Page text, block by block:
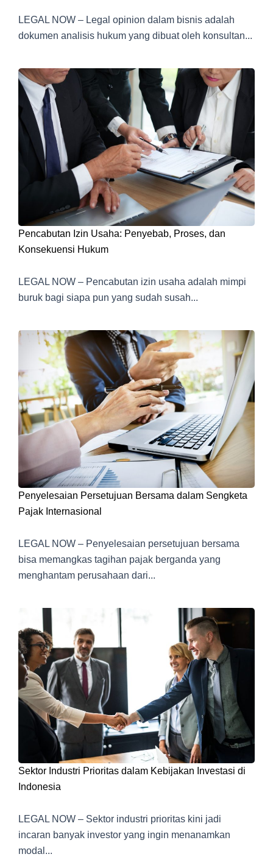
LEGAL NOW – Legal opinion dalam bisnis adalah
dokumen analisis hukum yang dibuat oleh konsultan...
Pencabutan Izin Usaha: Penyebab, Proses, dan
Konsekuensi Hukum
LEGAL NOW – Pencabutan izin usaha adalah mimpi
buruk bagi siapa pun yang sudah susah...
Penyelesaian Persetujuan Bersama dalam Sengketa
Pajak Internasional
LEGAL NOW – Penyelesaian persetujuan bersama
bisa memangkas tagihan pajak berganda yang
menghantam perusahaan dari...
Sektor Industri Prioritas dalam Kebijakan Investasi di
Indonesia
LEGAL NOW – Sektor industri prioritas kini jadi
incaran banyak investor yang ingin menanamkan
modal...